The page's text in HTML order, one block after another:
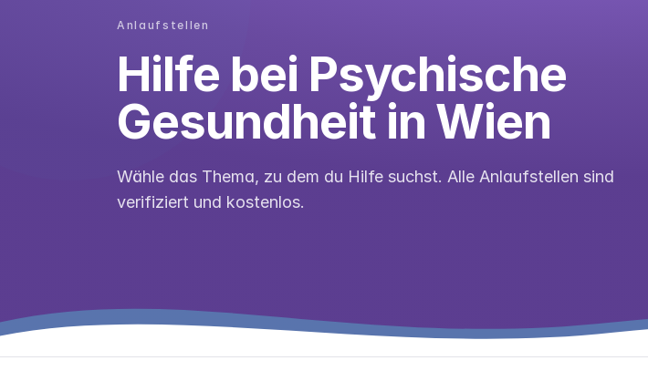
Anlaufstellen
Hilfe bei Psychische
Gesundheit in Wien
Wähle das Thema, zu dem du Hilfe suchst. Alle Anlaufstellen sind
verifiziert und kostenlos.